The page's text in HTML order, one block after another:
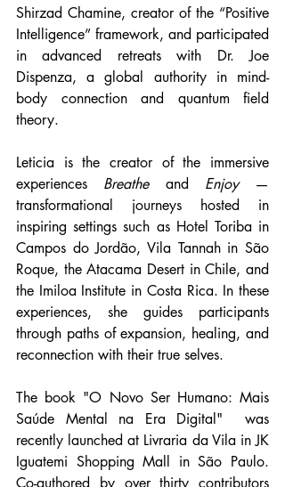
Shirzad Chamine, creator of the “Positive
Intelligence” framework, and participated
in advanced retreats with Dr. Joe
Dispenza, a global authority in mind-
body connection and quantum field
theory.
Leticia is the creator of the immersive
experiences Breathe and Enjoy —
transformational journeys hosted in
inspiring settings such as Hotel Toriba in
Campos do Jordão, Vila Tannah in São
Roque, the Atacama Desert in Chile, and
the Imiloa Institute in Costa Rica. In these
experiences, she guides participants
through paths of expansion, healing, and
reconnection with their true selves.
The book "O Novo Ser Humano: Mais
Saúde Mental na Era Digital"  was
recently launched at Livraria da Vila in JK
Iguatemi Shopping Mall in São Paulo.
Co-authored by over thirty contributors